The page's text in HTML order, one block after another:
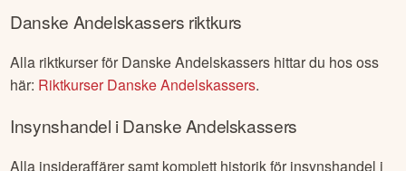
förDanske Andelskassershär:Blankning
Danske Andelskassersriktkurs
Alla riktkurser för Danske Andelskassershittar du hos oss